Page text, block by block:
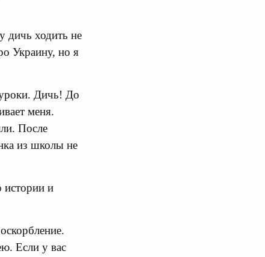
дичь ходить не
Украину, но я
Дичь! До
меня.
После
из школы не
истории и
Если у вас